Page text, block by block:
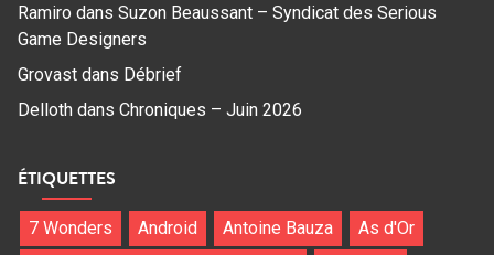
Ramiro dans Suzon Beaussant – Syndicat des Serious
Game Designers
Grovast dans Débrief
Delloth dans Chroniques – Juin 2026
ÉTIQUETTES
7 Wonders Android Antoine Bauza
As d'Or